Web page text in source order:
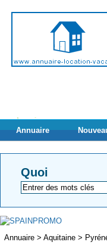
Annuaire
Quoi
Annuaire > Aquitaine >